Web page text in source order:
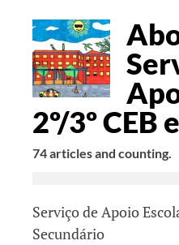
2º/3º CEB
74 articles and counting.
Serviço de Apoio
Secundário